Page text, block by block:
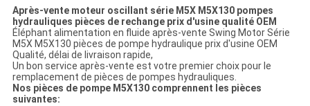
Après-vente moteur oscillant série M5X M5X130 pompes
hydrauliques pièces de rechange prix d'usine qualité OEM
Éléphant alimentation en fluide après-vente Swing Motor Série
M5X M5X130 pièces de pompe hydraulique prix d'usine OEM
Qualité, délai de livraison rapide,
Un bon service après-vente est votre premier choix pour le
remplacement de pièces de pompes hydrauliques.
Nos pièces de pompe M5X130 comprennent les pièces
suivantes: